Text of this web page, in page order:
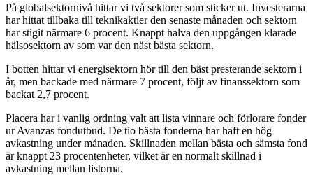
På globalsektornivå hittar vi två sektorer som sticker ut. Investerarna
har hittat tillbaka till teknikaktier den senaste månaden och sektorn
har stigit närmare 6 procent. Knappt halva den uppgången klarade
hälsosektorn av som var den näst bästa sektorn.
I botten hittar vi energisektorn hör till den bäst presterande sektorn i
år, men backade med närmare 7 procent, följt av finanssektorn som
backat 2,7 procent.
Placera har i vanlig ordning valt att lista vinnare och förlorare fonder
ur Avanzas fondutbud. De tio bästa fonderna har haft en hög
avkastning under månaden. Skillnaden mellan bästa och sämsta fond
är knappt 23 procentenheter, vilket är en normalt skillnad i
avkastning mellan listorna.